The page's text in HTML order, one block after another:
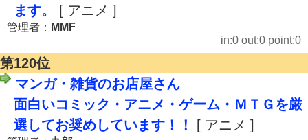
ます。
[ アニメ ]
管理者： MMF
in:0 out:0 point:0
第120位
マンガ・雑貨のお店屋さん
面白いコミック・アニメ・ゲーム・ＭＴＧを厳
選してお奨めしています！！
[ アニメ ]